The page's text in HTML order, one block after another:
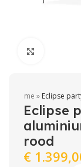
Home » Eclipse
Eclipse
rood
€